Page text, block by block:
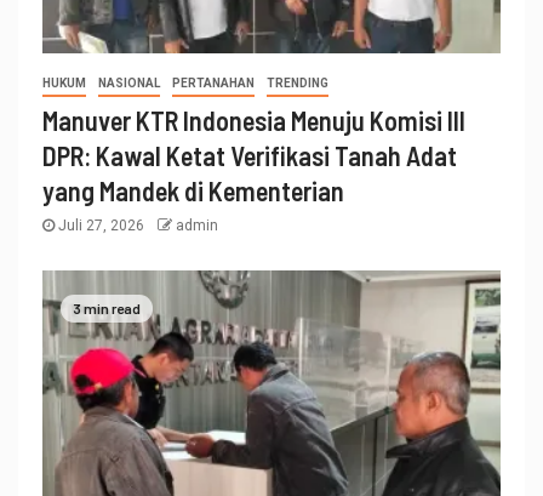
HUKUM NASIONAL PERTANAHAN TRENDING
Manuver KTR Indonesia Menuju Komisi III
DPR: Kawal Ketat Verifikasi Tanah Adat
yang Mandek di Kementerian
Juli 27, 2026 admin
3 min read